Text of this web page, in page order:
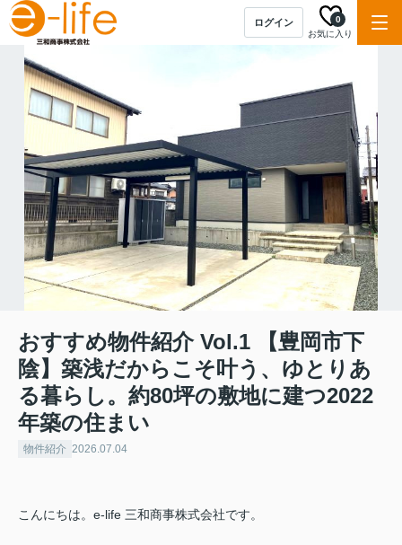
ログイン
お気に入り
0
おすすめ物件紹介 Vol.1 【豊岡市下
陰】築浅だからこそ叶う、ゆとりあ
る暮らし。約80坪の敷地に建つ2022
年築の住まい
物件紹介 2026.07.04
こんにちは。e-life 三和商事株式会社です。